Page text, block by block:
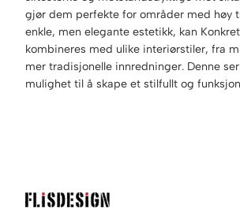
gjør dem perfekte for områder med høy
enkle, men elegante estetikk, kan
kombineres med ulike interiørstiler, fra
mer tradisjonelle innredninger. Denne
mulighet til å skape et stilfullt og